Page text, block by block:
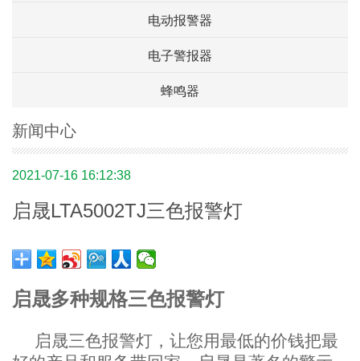
电动报警器
电子警报器
蜂鸣器
新闻中心
2021-07-16 16:12:38
启晟LTA5002TJ三色报警灯
启晟多种规格三色报警灯
启晟三色报警灯，让您用最低的价钱把最